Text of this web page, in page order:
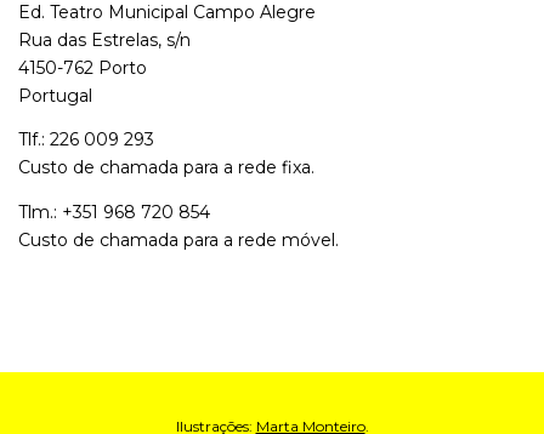
Ed. Teatro Municipal Campo Alegre
Rua das Estrelas, s/n
4150-762 Porto
Portugal
Tlf.: 226 009 293
Custo de chamada para a rede fixa.
Tlm.: +351 968 720 854
Custo de chamada para a rede móvel.
Ilustrações: Marta Monteiro.